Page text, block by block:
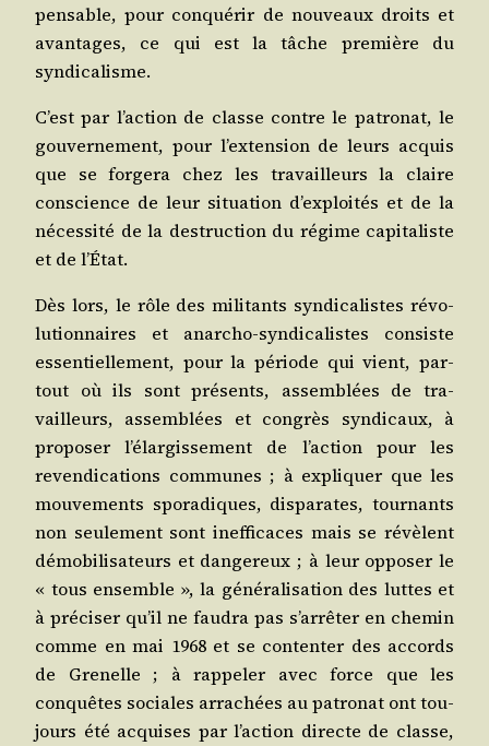
pen­sable, pour conqué­rir de nou­veaux droits et
avan­tages, ce qui est la tâche pre­mière du
syndicalisme.
C’est par l’ac­tion de classe contre le patro­nat, le
gou­ver­ne­ment, pour l’ex­ten­sion de leurs acquis
que se for­ge­ra chez les tra­vailleurs la claire
conscience de leur situa­tion d’ex­ploi­tés et de la
néces­si­té de la des­truc­tion du régime capi­ta­liste
et de l’État.
Dès lors, le rôle des mili­tants syn­di­ca­listes révo­
lu­tion­naires et anar­cho-syn­di­ca­listes consiste
essen­tiel­le­ment, pour la période qui vient, par­
tout où ils sont pré­sents, assem­blées de tra­
vailleurs, assem­blées et congrès syn­di­caux, à
pro­po­ser l’é­lar­gis­se­ment de l’ac­tion pour les
reven­di­ca­tions com­munes ; à expli­quer que les
mou­ve­ments spo­ra­diques, dis­pa­rates, tour­nants
non seule­ment sont inef­fi­caces mais se révèlent
démo­bi­li­sa­teurs et dan­ge­reux ; à leur oppo­ser le
« tous ensemble », la géné­ra­li­sa­tion des luttes et
à pré­ci­ser qu’il ne fau­dra pas s’ar­rê­ter en che­min
comme en mai 1968 et se conten­ter des accords
de Gre­nelle ; à rap­pe­ler avec force que les
conquêtes sociales arra­chées au patro­nat ont tou­
jours été acquises par l’ac­tion directe de classe,